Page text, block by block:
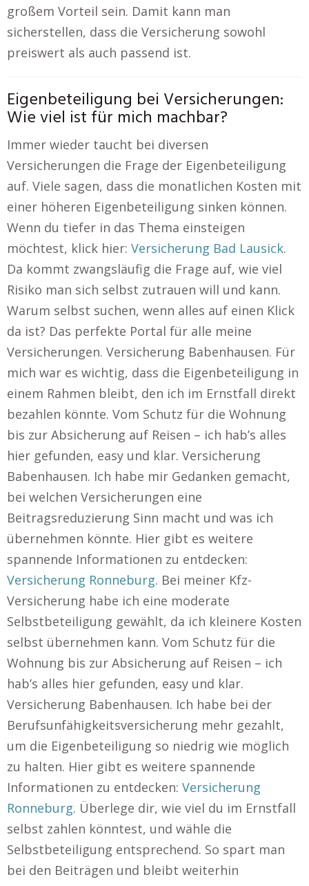
großem Vorteil sein. Damit kann man
sicherstellen, dass die Versicherung sowohl
preiswert als auch passend ist.
Eigenbeteiligung bei Versicherungen:
Wie viel ist für mich machbar?
Immer wieder taucht bei diversen
Versicherungen die Frage der Eigenbeteiligung
auf. Viele sagen, dass die monatlichen Kosten mit
einer höheren Eigenbeteiligung sinken können.
Wenn du tiefer in das Thema einsteigen
möchtest, klick hier: Versicherung Bad Lausick.
Da kommt zwangsläufig die Frage auf, wie viel
Risiko man sich selbst zutrauen will und kann.
Warum selbst suchen, wenn alles auf einen Klick
da ist? Das perfekte Portal für alle meine
Versicherungen. Versicherung Babenhausen. Für
mich war es wichtig, dass die Eigenbeteiligung in
einem Rahmen bleibt, den ich im Ernstfall direkt
bezahlen könnte. Vom Schutz für die Wohnung
bis zur Absicherung auf Reisen – ich hab’s alles
hier gefunden, easy und klar. Versicherung
Babenhausen. Ich habe mir Gedanken gemacht,
bei welchen Versicherungen eine
Beitragsreduzierung Sinn macht und was ich
übernehmen könnte. Hier gibt es weitere
spannende Informationen zu entdecken:
Versicherung Ronneburg. Bei meiner Kfz-
Versicherung habe ich eine moderate
Selbstbeteiligung gewählt, da ich kleinere Kosten
selbst übernehmen kann. Vom Schutz für die
Wohnung bis zur Absicherung auf Reisen – ich
hab’s alles hier gefunden, easy und klar.
Versicherung Babenhausen. Ich habe bei der
Berufsunfähigkeitsversicherung mehr gezahlt,
um die Eigenbeteiligung so niedrig wie möglich
zu halten. Hier gibt es weitere spannende
Informationen zu entdecken: Versicherung
Ronneburg. Überlege dir, wie viel du im Ernstfall
selbst zahlen könntest, und wähle die
Selbstbeteiligung entsprechend. So spart man
bei den Beiträgen und bleibt weiterhin